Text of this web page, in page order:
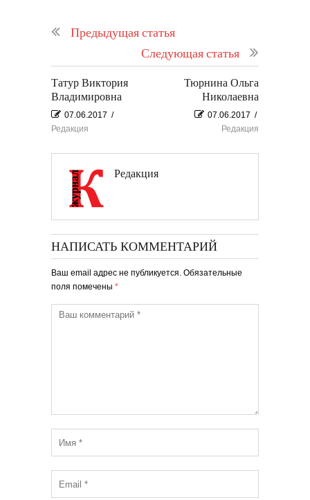
Предыдущая статья
Следующая статья
Татур Виктория
Владимировна
07.06.2017 /
Редакция
Тюрнина Ольга
Николаевна
07.06.2017 /
Редакция
Редакция
НАПИСАТЬ КОММЕНТАРИЙ
Ваш email адрес не публикуется. Обязательные
поля помечены *